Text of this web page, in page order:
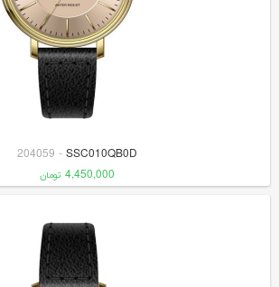
SSC010QB0D
-
204059
4,450,000 تومان